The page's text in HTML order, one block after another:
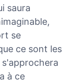
saura
se
ce sont les
s'approchera
à ce